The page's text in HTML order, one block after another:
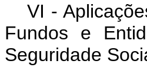
VI -
Fundos e
Seguridade